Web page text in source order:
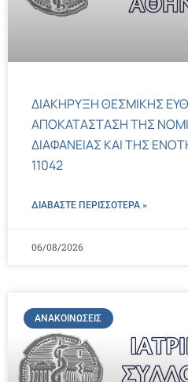
ΔΙΑΚΗΡΥΞΗ ΘΕΣΜΙΚΗΣ
ΑΠΟΚΑΤΑΣΤΑΣΗ ΤΗΣ
ΔΙΑΦΑΝΕΙΑΣ ΚΑΙ ΤΗΣ
11042
ΔΙΑΒΑΣΤΕ ΠΕΡΙΣΣΌΤΕΡΑ »
06/08/2026
ΑΝΑΚΟΙΝΏΣΕΙΣ